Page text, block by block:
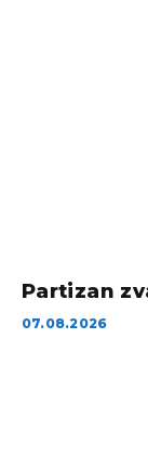
Partizan
07.08.2026